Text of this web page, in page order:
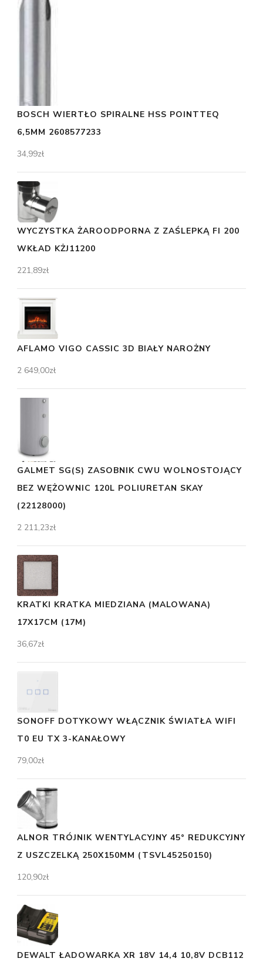
BOSCH WIERTŁO SPIRALNE HSS POINTTEQ
6,5MM 2608577233
34,99zł
WYCZYSTKA ŻAROODPORNA Z ZAŚLEPKĄ FI 200
WKŁAD KŻJ11200
221,89zł
AFLAMO VIGO CASSIC 3D BIAŁY NAROŻNY
2 649,00zł
GALMET SG(S) ZASOBNIK CWU WOLNOSTOJĄCY
BEZ WĘŻOWNIC 120L POLIURETAN SKAY
(22128000)
2 211,23zł
KRATKI KRATKA MIEDZIANA (MALOWANA)
17X17CM (17M)
36,67zł
SONOFF DOTYKOWY WŁĄCZNIK ŚWIATŁA WIFI
T0 EU TX 3-KANAŁOWY
79,00zł
ALNOR TRÓJNIK WENTYLACYJNY 45° REDUKCYJNY
Z USZCZELKĄ 250X150MM (TSVL45250150)
120,90zł
DEWALT ŁADOWARKA XR 18V 14,4 10,8V DCB112